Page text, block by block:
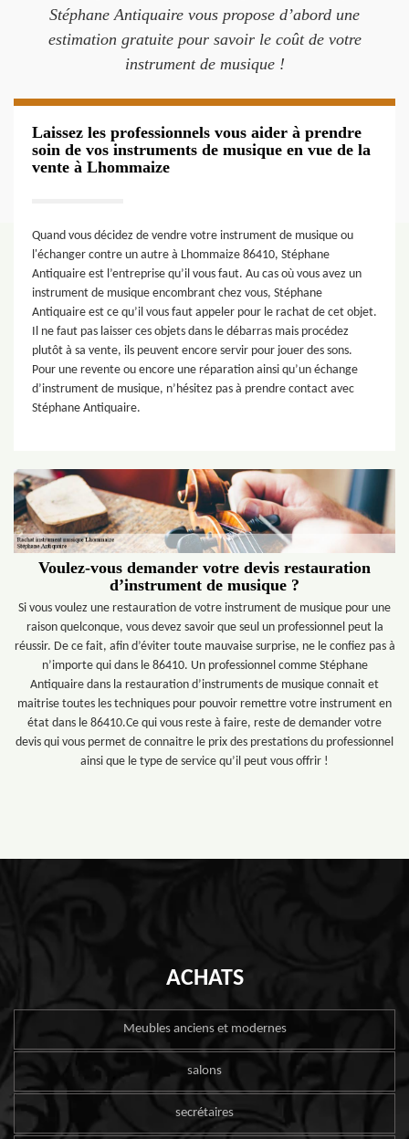
Stéphane Antiquaire vous propose d’abord une
estimation gratuite pour savoir le coût de votre
instrument de musique !
Laissez les professionnels vous aider à prendre
soin de vos instruments de musique en vue de la
vente à Lhommaize
Quand vous décidez de vendre votre instrument de musique ou
l'échanger contre un autre à Lhommaize 86410, Stéphane
Antiquaire est l’entreprise qu’il vous faut. Au cas où vous avez un
instrument de musique encombrant chez vous, Stéphane
Antiquaire est ce qu’il vous faut appeler pour le rachat de cet objet.
Il ne faut pas laisser ces objets dans le débarras mais procédez
plutôt à sa vente, ils peuvent encore servir pour jouer des sons.
Pour une revente ou encore une réparation ainsi qu’un échange
d’instrument de musique, n’hésitez pas à prendre contact avec
Stéphane Antiquaire.
Voulez-vous demander votre devis restauration
d’instrument de musique ?
Si vous voulez une restauration de votre instrument de musique pour une
raison quelconque, vous devez savoir que seul un professionnel peut la
réussir. De ce fait, afin d’éviter toute mauvaise surprise, ne le confiez pas à
n’importe qui dans le 86410. Un professionnel comme Stéphane
Antiquaire dans la restauration d’instruments de musique connait et
maitrise toutes les techniques pour pouvoir remettre votre instrument en
état dans le 86410.Ce qui vous reste à faire, reste de demander votre
devis qui vous permet de connaitre le prix des prestations du professionnel
ainsi que le type de service qu’il peut vous offrir !
ACHATS
Meubles anciens et modernes
salons
secrétaires